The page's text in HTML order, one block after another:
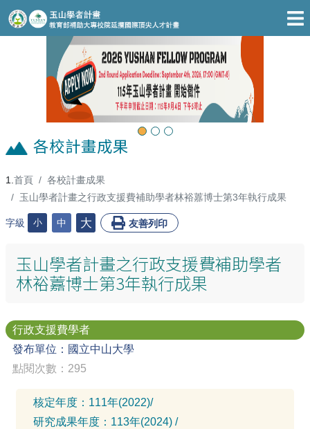
跳至主要內容區
Previous
各校計畫成果
::: 首頁
各校計畫成果
玉山學者計畫之行政支援費補助學者林裕䕒博士第3年執行成果
字級 小 中 大 友善列印
玉山學者計畫之行政支援費補助學者
林裕䕒博士第3年執行成果
行政支援費學者
發布單位：國立中山大學
點閱次數：295
核定年度： 111年(2022)/
研究成果年度： 113年(2024) /